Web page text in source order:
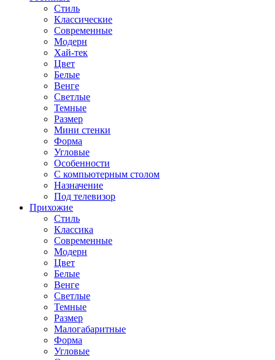
Стиль
Классические
Современные
Модерн
Хай-тек
Цвет
Белые
Венге
Светлые
Темные
Размер
Мини стенки
Форма
Угловые
Особенности
С компьютерным столом
Назначение
Под телевизор
Прихожие
Стиль
Классика
Современные
Модерн
Цвет
Белые
Венге
Светлые
Темные
Размер
Малогабаритные
Форма
Угловые